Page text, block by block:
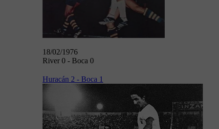
18/02/1976
River 0 - Boca 0
Huracán 2 - Boca 1